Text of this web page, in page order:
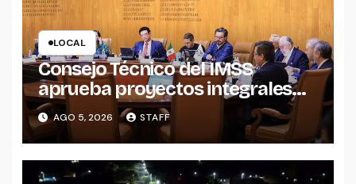
LOCAL
Consejo Técnico del IMSS
aprueba proyectos integrales
para construcción de tres UMF
en Michoacán y Estado de
México
AGO 5, 2026 STAFF